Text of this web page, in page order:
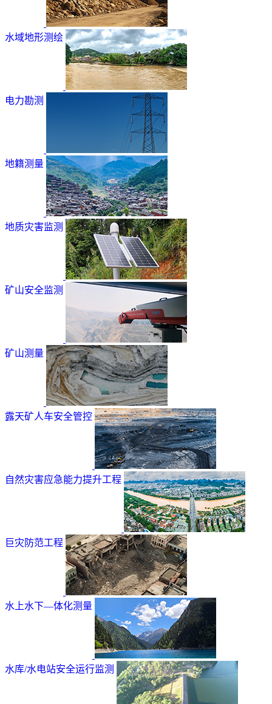
水域地形测绘
电力勘测
地籍测量
地质灾害监测
矿山安全监测
矿山测量
露天矿人车安全管控
自然灾害应急能力提升工程
巨灾防范工程
水上水下—体化测量
水库/水电站安全运行监测